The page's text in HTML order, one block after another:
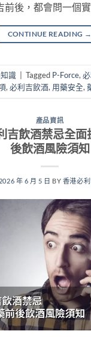
前後，都會問一個
CONTINUE READING →
識 Tagged P-Force,
,必利吉飲酒, 用藥安全,
產品資訊
吉飲酒禁忌全面
後飲酒風險須知
2026 年 6 月 5 日 BY 香港必